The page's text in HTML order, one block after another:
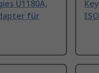
U1180A,
für